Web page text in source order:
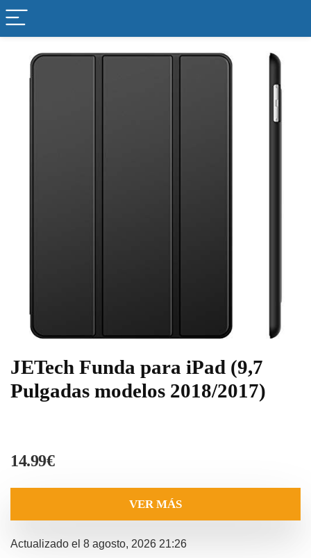
JETech Funda para iPad (9,7
Pulgadas modelos 2018/2017)
14.99€
VER MÁS
Actualizado el 8 agosto, 2026 21:26